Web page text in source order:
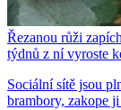
Řezanou růži
týdnů z ní vyroste
Sociální sítě jsou
brambory, zakope